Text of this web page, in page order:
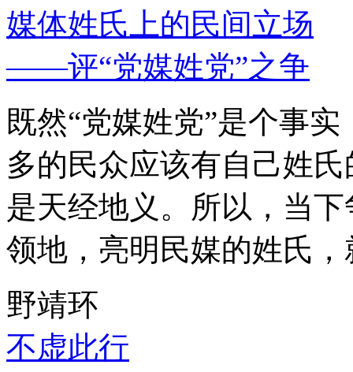
媒体姓氏上的民间立场
——评“党媒姓党”之争
既然“党媒姓党”是个事
多的民众应该有自己姓
是天经地义。所以，当
领地，亮明民媒的姓氏
野靖环
不虚此行